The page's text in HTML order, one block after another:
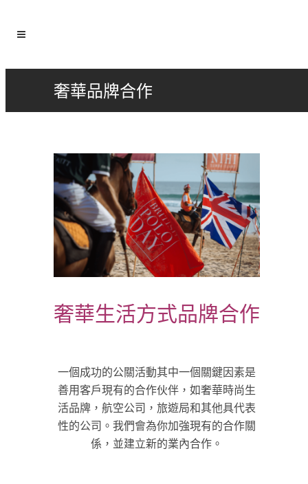
奢華品牌合作
奢華生活方式品牌合作
一個成功的公關活動其中一個關鍵因素是
善用客戶現有的合作伙伴，如奢華時尚生
活品牌，航空公司，旅遊局和其他具代表
性的公司。我們會為你加強現有的合作關
係，並建立新的業內合作。